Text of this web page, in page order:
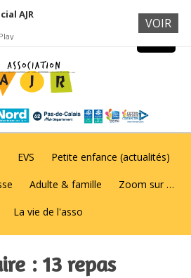
EVS Petite enfance (actualités)
Adulte & famille Zoom sur …
La vie de l'asso
: 13 repas
AJR
VOIR